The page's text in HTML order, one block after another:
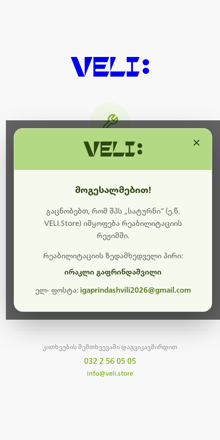
ბოდიშს გიხდით შეფერხებისთვის. ამჟამად
მიმდინარეობს საიტის განახლება და ტექნიკური
სამუშაოები.
მალე ისევ ხელმისაწვდომი იქნება. გმადლობთ
კითხვების შემთხვევაში დაგვიკავშირდით
032 2 56 05 05
info@veli.store
მოგესალმებით!
გაცნობებთ, რომ შპს „სატურნი“ (ე.წ.
VELI.Store) იმყოფება რეაბილიტაციის
რეჟიმში.
რეაბილიტაციის ზედამხედველი პირი:
ირაკლი გაფრინდაშვილი
ელ- ფოსტა: igaprindashvili2026@gmail.com
×